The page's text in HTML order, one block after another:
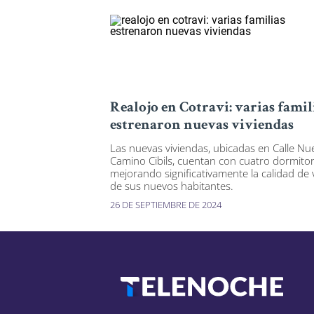
Realojo en Cotravi: varias
estrenaron nuevas viviendas
Las nuevas viviendas, ubicadas en Calle
Camino Cibils, cuentan con cuatro
mejorando significativamente la calidad de
de sus nuevos habitantes.
26 DE SEPTIEMBRE DE 2024